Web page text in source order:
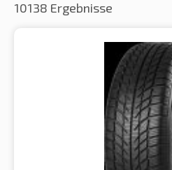
10138 Ergebnisse